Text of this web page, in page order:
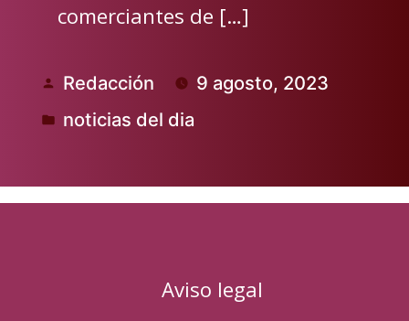
comerciantes de […]
Publicado
por
Redacción 9 agosto, 2023
Publicado
noticias del dia
Aviso legal